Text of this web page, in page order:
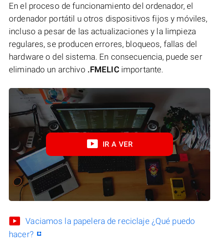
En el proceso de funcionamiento del ordenador, el
ordenador portátil u otros dispositivos fijos y móviles,
incluso a pesar de las actualizaciones y la limpieza
regulares, se producen errores, bloqueos, fallas del
hardware o del sistema. En consecuencia, puede ser
eliminado un archivo .FMELICimportante.
IR A VER
Vaciamos la papelera de reciclaje ¿Qué puedo
hacer?